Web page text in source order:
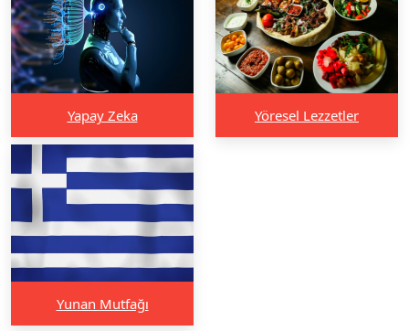
Yapay Zeka Yöresel Lezzetler
Yunan Mutfağı